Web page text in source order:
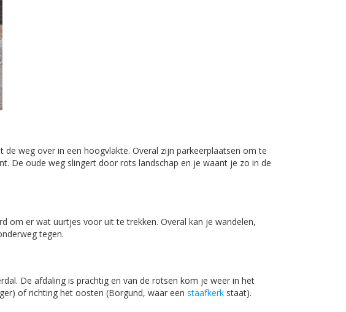
weg over in een hoogvlakte. Overal zijn parkeerplaatsen om te
De oude weg slingert door rots landschap en je waant je zo in de
om er wat uurtjes voor uit te trekken. Overal kan je wandelen,
tegen.
De afdaling is prachtig en van de rotsen kom je weer in het
of richting het oosten (Borgund, waar een staafkerk staat).